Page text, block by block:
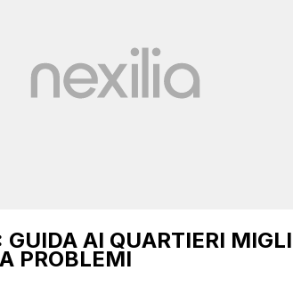
AI QUARTIERI
PROBLEMI